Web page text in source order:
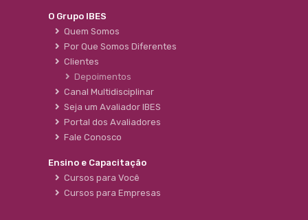
O Grupo IBES
Quem Somos
Por Que Somos Diferentes
Clientes
Depoimentos
Canal Multidisciplinar
Seja um Avaliador IBES
Portal dos Avaliadores
Fale Conosco
Ensino e Capacitação
Cursos para Você
Cursos para Empresas